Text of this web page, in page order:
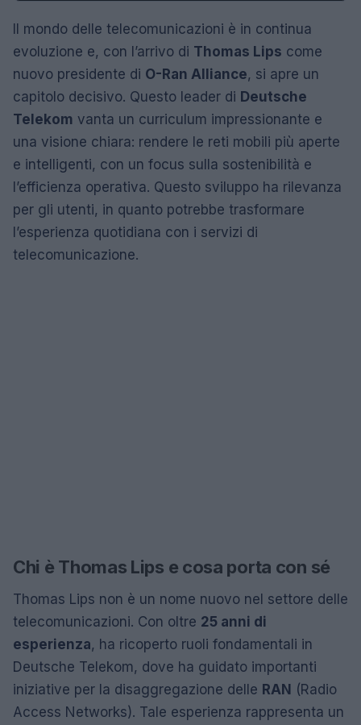
Il mondo delle telecomunicazioni è in continua
evoluzione e, con l’arrivo di Thomas Lips come
nuovo presidente di O-Ran Alliance, si apre un
capitolo decisivo. Questo leader di Deutsche
Telekom vanta un curriculum impressionante e
una visione chiara: rendere le reti mobili più aperte
e intelligenti, con un focus sulla sostenibilità e
l’efficienza operativa. Questo sviluppo ha rilevanza
per gli utenti, in quanto potrebbe trasformare
l’esperienza quotidiana con i servizi di
telecomunicazione.
Chi è Thomas Lips e cosa porta con sé
Thomas Lips non è un nome nuovo nel settore delle
telecomunicazioni. Con oltre 25 anni di
esperienza, ha ricoperto ruoli fondamentali in
Deutsche Telekom, dove ha guidato importanti
iniziative per la disaggregazione delle RAN (Radio
Access Networks). Tale esperienza rappresenta un